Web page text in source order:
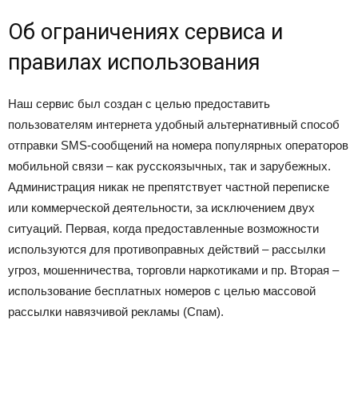
Об ограничениях сервиса и
правилах использования
Наш сервис был создан с целью предоставить
пользователям интернета удобный альтернативный способ
отправки SMS-сообщений на номера популярных операторов
мобильной связи – как русскоязычных, так и зарубежных.
Администрация никак не препятствует частной переписке
или коммерческой деятельности, за исключением двух
ситуаций. Первая, когда предоставленные возможности
используются для противоправных действий – рассылки
угроз, мошенничества, торговли наркотиками и пр. Вторая –
использование бесплатных номеров с целью массовой
рассылки навязчивой рекламы (Спам).